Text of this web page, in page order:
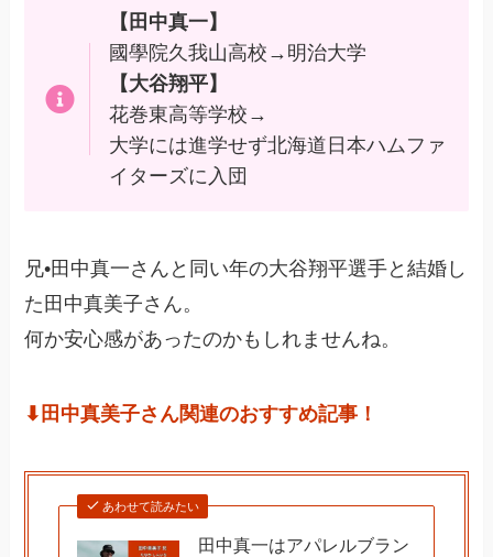
【田中真一】
國學院久我山高校→明治大学
【大谷翔平】
花巻東高等学校→
大学には進学せず北海道日本ハムファ
イターズに入団
兄•田中真一さんと同い年の大谷翔平選手と結婚し
た田中真美子さん。
何か安心感があったのかもしれませんね。
⬇︎田中真美子さん関連のおすすめ記事！
あわせて読みたい
田中真一はアパレルブラン